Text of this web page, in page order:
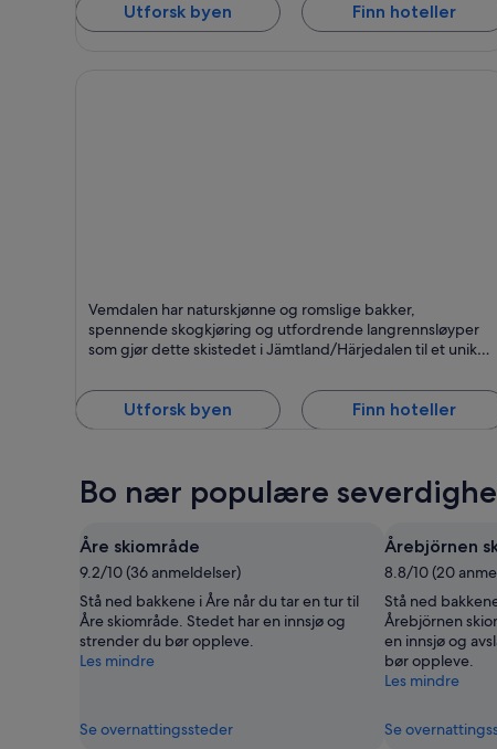
Utforsk byen Finn hoteller
Kjent for Ski,
Opplevelser og
Vemdalen har naturskjønne og romslige bakker,
spennende skogkjøring og utfordrende langrennsløyper
som gjør dette skistedet i Jämtland/Härjedalen til et unikt
Utforsk byen Finn hoteller
Bo nær populære
Åre skiområde
9.2/10 (36 anmeldelser)
Stå ned bakkene i Åre når du tar en tur til
Åre skiområde. Stedet har en innsjø og
strender du bør oppleve.
Les mindre
Se overnattingssteder
Årebjörnen
8.8/10 (20
Stå ned
Årebjörnen
en innsjø og
bør oppleve.
Les mindre
Se